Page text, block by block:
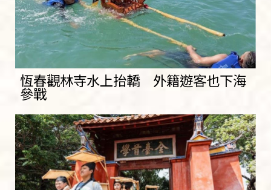
恆春觀林寺水上抬轎 外籍遊客也下海
參戰